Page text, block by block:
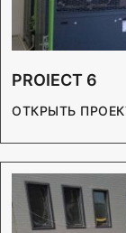
PROIECT 6
ОТКРЫТЬ